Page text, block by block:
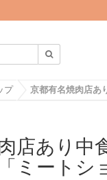
プ
店あり中
ミートシ